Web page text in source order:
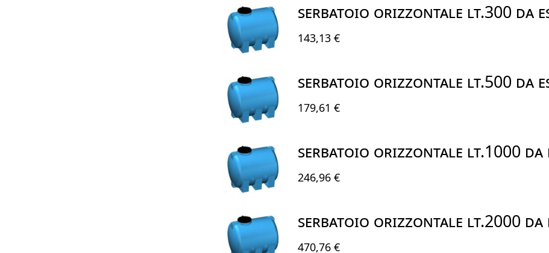
SERBATOIO ORIZZONTALE LT.300 DA
143,13 €
SERBATOIO ORIZZONTALE LT.500 DA
179,61 €
SERBATOIO ORIZZONTALE LT.1000 DA
246,96 €
SERBATOIO ORIZZONTALE LT.2000 DA
470,76 €